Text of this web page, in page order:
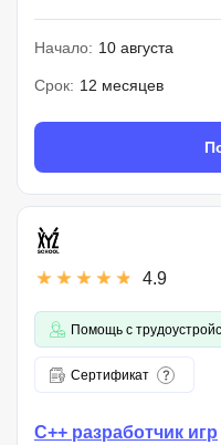
Начало: 10 августа
Срок: 12 месяцев
4.9
Помощь с
Сертификат
C++ разработчик игр